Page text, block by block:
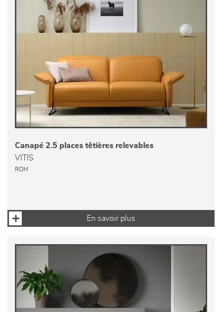
Canapé 2.5 places têtières relevables
VITIS
ROM
En savoir plus